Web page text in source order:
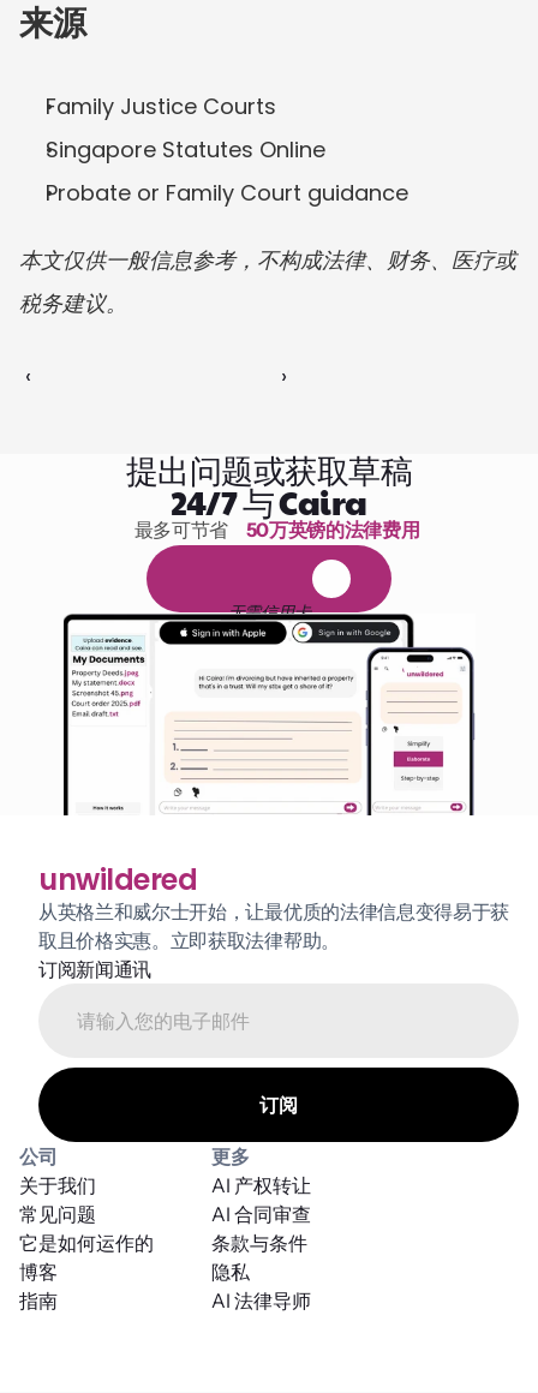
来源
Family Justice Courts
Singapore Statutes Online
Probate or Family Court guidance
本文仅供一般信息参考，不构成法律、财务、医疗或
税务建议。
‹ ›
提出问题或获取草稿
24/7 与 Caira
1,000小时的阅读
最多可节省 50万英镑的法律费用
无需信用卡
unwildered
从英格兰和威尔士开始，让最优质的法律信息变得易于获
取且价格实惠。立即获取法律帮助。
订阅新闻通讯
公司
关于我们
常见问题
它是如何运作的
博客
指南
更多
条款与条件
AI 合同审查
AI 法律导师
隐私
AI 产权转让